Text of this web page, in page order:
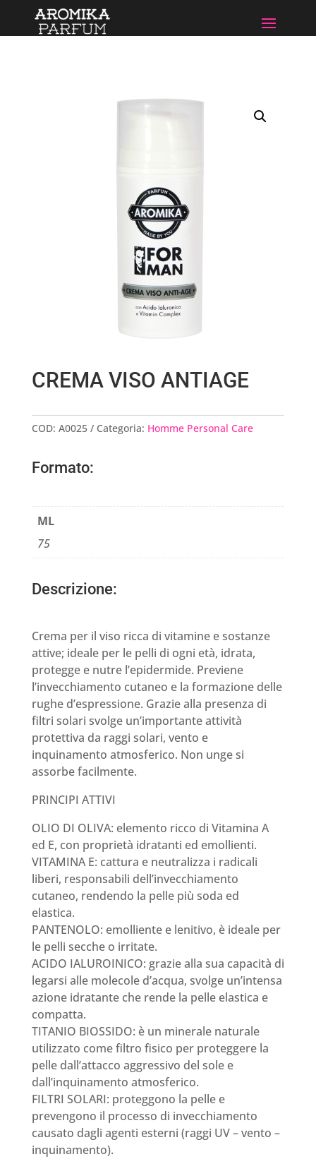
CREMA VISO ANTIAGE
COD: A0025 Categoria: Homme Personal Care
Formato:
ML
75
Descrizione:
Crema per il viso ricca di vitamine e sostanze
attive; ideale per le pelli di ogni età, idrata,
protegge e nutre l’epidermide. Previene
l’invecchiamento cutaneo e la formazione delle
rughe d’espressione. Grazie alla presenza di
filtri solari svolge un’importante attività
protettiva da raggi solari, vento e
inquinamento atmosferico. Non unge si
assorbe facilmente.
PRINCIPI ATTIVI
OLIO DI OLIVA: elemento ricco di Vitamina A
ed E, con proprietà idratanti ed emollienti.
VITAMINA E: cattura e neutralizza i radicali
liberi, responsabili dell’invecchiamento
cutaneo, rendendo la pelle più soda ed
elastica.
PANTENOLO: emolliente e lenitivo, è ideale per
le pelli secche o irritate.
ACIDO IALUROINICO: grazie alla sua capacità di
legarsi alle molecole d’acqua, svolge un’intensa
azione idratante che rende la pelle elastica e
compatta.
TITANIO BIOSSIDO: è un minerale naturale
utilizzato come filtro fisico per proteggere la
pelle dall’attacco aggressivo del sole e
dall’inquinamento atmosferico.
FILTRI SOLARI: proteggono la pelle e
prevengono il processo di invecchiamento
causato dagli agenti esterni (raggi UV – vento –
inquinamento).